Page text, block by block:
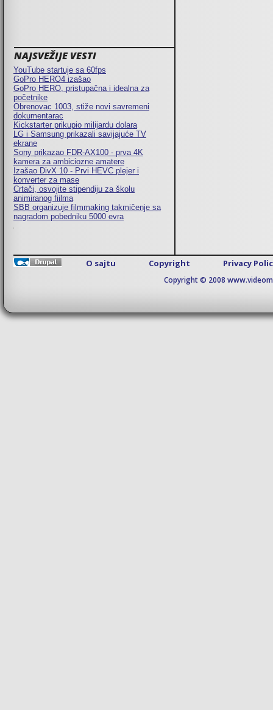
NAJSVEŽIJE VESTI
YouTube startuje sa 60fps
GoPro HERO4 izašao
GoPro HERO, pristupačna i idealna za
početnike
Obrenovac 1003, stiže novi savremeni
dokumentarac
Kickstarter prikupio milijardu dolara
LG i Samsung prikazali savijajuće TV
ekrane
Sony prikazao FDR-AX100 - prva 4K
kamera za ambiciozne amatere
Izašao DivX 10 - Prvi HEVC plejer i
konverter za mase
Crtači, osvojite stipendiju za školu
animiranog fiilma
SBB organizuje filmmaking takmičenje sa
nagradom pobedniku 5000 evra
O sajtu Copyright Privacy
Copyright © 2008